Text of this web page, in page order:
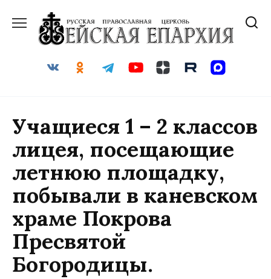
содержанию
Учащиеся 1 – 2 классов
лицея, посещающие
летнюю площадку,
побывали в каневском
храме Покрова
Пресвятой
Богородицы.